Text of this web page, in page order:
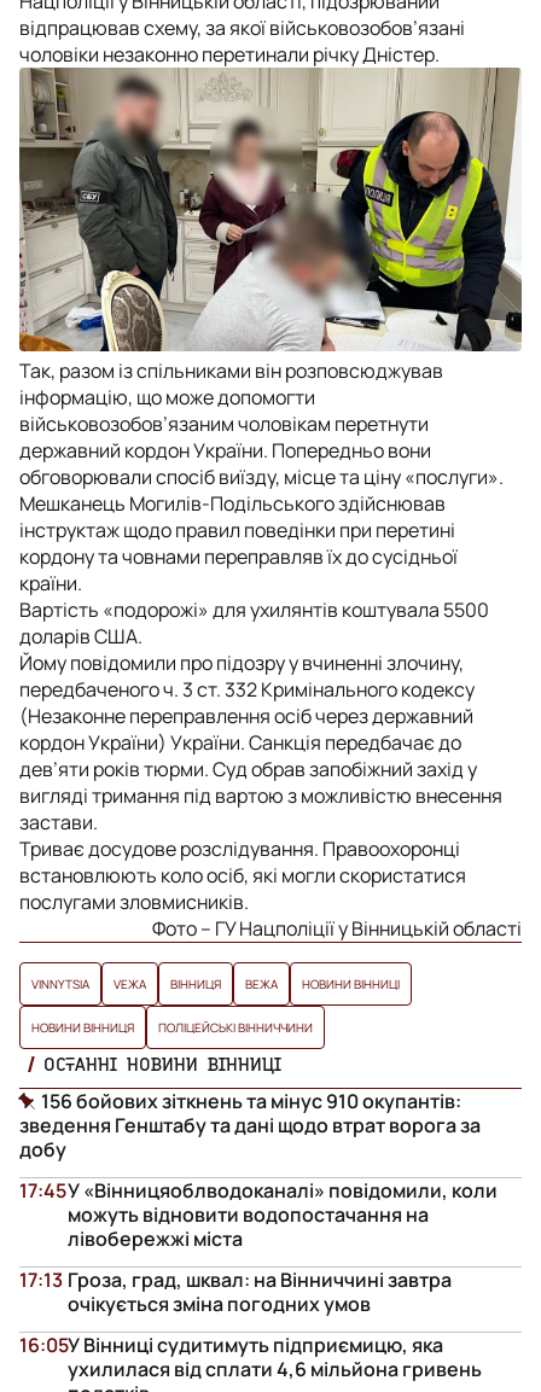
відпрацював схему, за якої військовозобов’язані
чоловіки незаконно перетинали річку Дністер.
Так, разом із спільниками він розповсюджував
інформацію, що може допомогти
військовозобов’язаним чоловікам перетнути
державний кордон України. Попередньо вони
обговорювали спосіб виїзду, місце та ціну «послуги».
Мешканець Могилів-Подільського здійснював
інструктаж щодо правил поведінки при перетині
кордону та човнами переправляв їх до сусідньої
країни.
Вартість «подорожі» для ухилянтів коштувала 5500
доларів США.
Йому повідомили про підозру у вчиненні злочину,
передбаченого ч. 3 ст. 332 Кримінального кодексу
(Незаконне переправлення осіб через державний
кордон України) України. Санкція передбачає до
дев’яти років тюрми. Суд обрав запобіжний захід у
вигляді тримання під вартою з можливістю внесення
застави.
Триває досудове розслідування. Правоохоронці
встановлюють коло осіб, які могли скористатися
послугами зловмисників.
Фото – ГУ Нацполіції у Вінницькій області
VINNYTSIA VЕЖА ВІННИЦЯ ВЕЖА НОВИНИ ВІННИЦІ
НОВИНИ ВІННИЦЯ ПОЛІЦЕЙСЬКІ ВІННИЧЧИНИ
ОСТАННІ НОВИНИ ВІННИЦІ
156 бойових зіткнень та мінус 910 окупантів:
зведення Генштабу та дані щодо втрат ворога за
добу
У «Вінницяоблводоканалі» повідомили, коли
можуть відновити водопостачання на
лівобережжі міста
17:45
Гроза, град, шквал: на Вінниччині завтра
очікується зміна погодних умов
17:13
У Вінниці судитимуть підприємицю, яка
ухилилася від сплати 4,6 мільйона гривень
16:05